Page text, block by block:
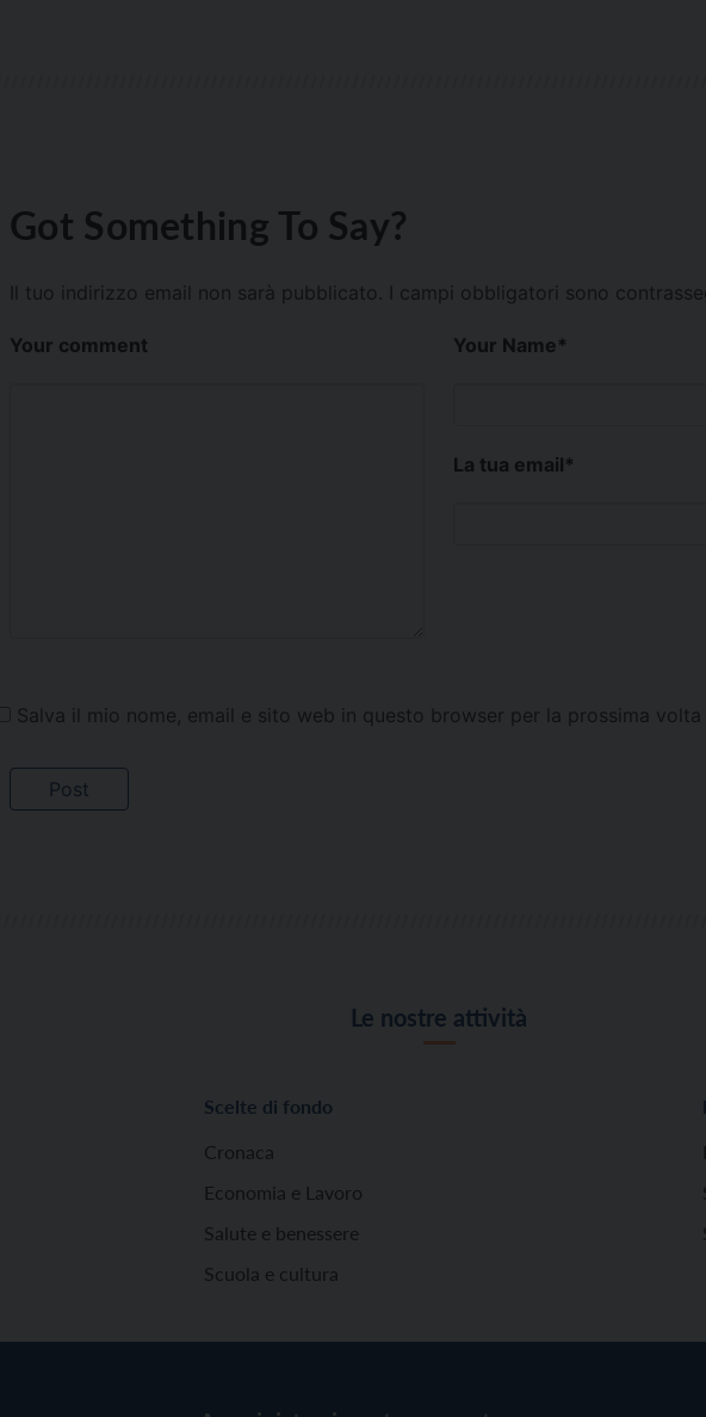
Got Something To Say?
Il tuo indirizzo email non sarà pubblicato. I campi obbligatori sono
Your comment Your Name*
La tua email*
Salva il mio nome, email e sito web in questo browser per la prossima
Le nostre attività
Scelte di fondo
Cronaca
Economia e Lavoro
Salute e benessere
Scuola e cultura